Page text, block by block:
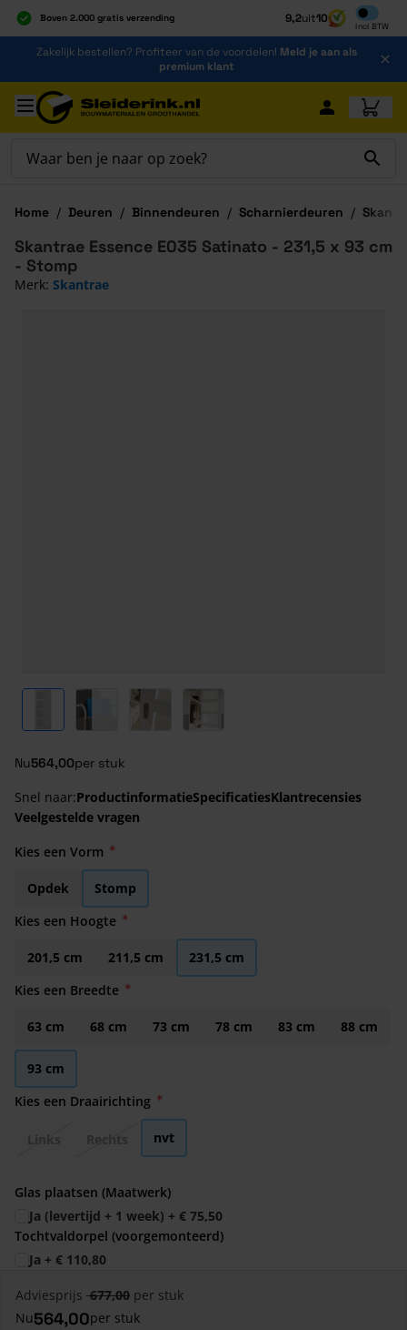
Boven 2.000 gratis verzending
Al 40 jaar dé specialist
Alles onder één dak
9,2uit10
Incl BTW
Inclusief
Ga naar de inhoud
Zakelijk bestellen? Profiteer van de voordelen! Meld je aan als
premium klant
Ga naar hoofdinhoud
Home / Deuren / Binnendeuren / Scharnierdeuren /
View larger imageView larger imageView larger image
Nu564,00per stuk
Skantrae Essence E035 Satinato - 231,5 x 93 cm
- Stomp
Merk: Skantrae
Snel naar:ProductinformatieSpecificatiesKlantrecensies
Veelgestelde vragen
Kies een Vorm
Opdek
Stomp
Kies een Hoogte
201,5 cm 211,5 cm
231,5 cm
Kies een Breedte
63 cm 68 cm 73 cm 78 cm 83 cm 88 cm
93 cm
Kies een Draairichting
nvt
Glas plaatsen (Maatwerk)
Ja (levertijd + 1 week) + € 75,50
Tochtvaldorpel (voorgemonteerd)
Ja + € 110,80
Adviesprijs 677,00 per stuk
Nu564,00per stuk